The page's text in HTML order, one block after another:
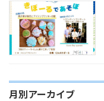
月別アーカイブ